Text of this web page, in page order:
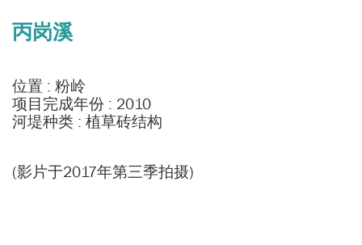
丙岗溪
位置 : 粉岭
项目完成年份 : 2010
河堤种类 : 植草砖结构
(影片于2017年第三季拍摄)